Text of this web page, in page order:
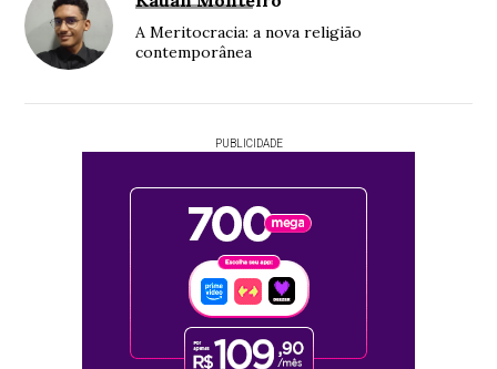
A Meritocracia: a nova religião
contemporânea
PUBLICIDADE